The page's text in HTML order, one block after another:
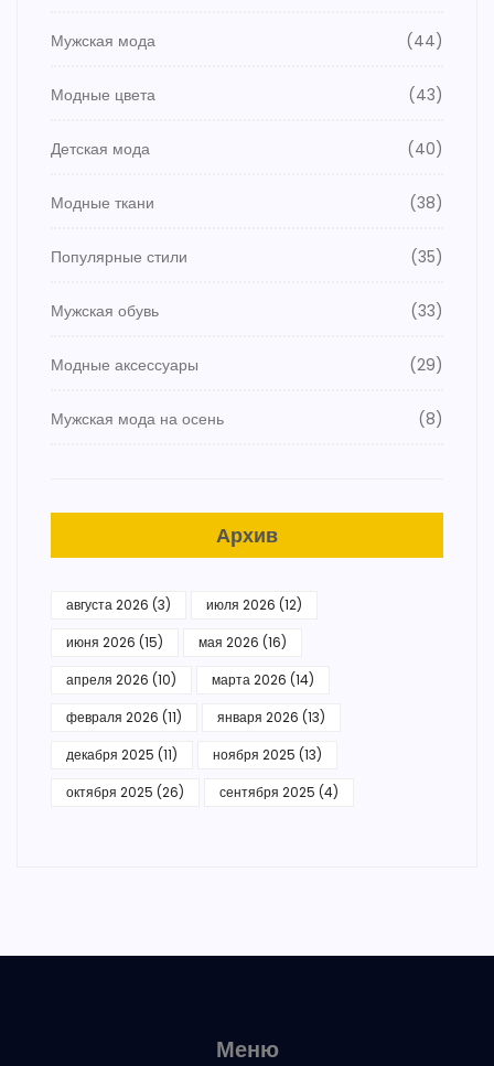
Мужская мода (44)
Модные цвета (43)
Детская мода (40)
Модные ткани (38)
Популярные стили (35)
Мужская обувь (33)
Модные аксессуары (29)
Мужская мода на осень (8)
Архив
августа 2026 (3) июля 2026 (12)
июня 2026 (15) мая 2026 (16)
апреля 2026 (10) марта 2026 (14)
февраля 2026 (11) января 2026 (13)
декабря 2025 (11) ноября 2025 (13)
октября 2025 (26) сентября 2025 (4)
Меню